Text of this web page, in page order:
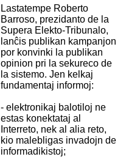
Lastatempe Roberto
Barroso, prezidanto de la
Supera Elekto-Tribunalo,
lanĉis publikan kampanjon
por konvinki la publikan
opinion pri la sekureco de
la sistemo. Jen kelkaj
fundamentaj informoj:
- elektronikaj balotiloj ne
estas konektataj al
Interreto, nek al alia reto,
kio malebligas invadojn de
informadikistoj;